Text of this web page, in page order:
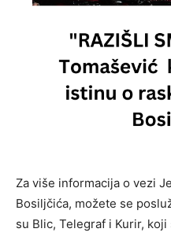
Za više informacija o vezi
Bosiljčića, možete se
su Blic, Telegraf i Kurir,